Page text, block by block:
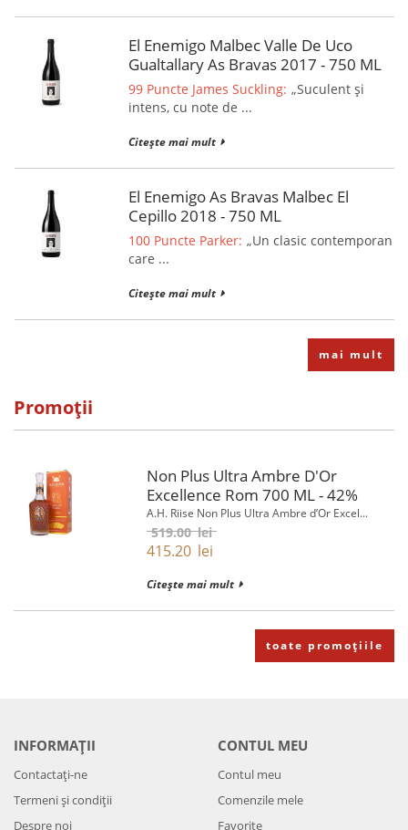
El Enemigo Malbec Valle De Uco
Gualtallary As Bravas 2017 - 750 ML
99 Puncte James Suckling: „Suculent și
intens, cu note de ...
Citește mai mult
El Enemigo As Bravas Malbec El
Cepillo 2018 - 750 ML
100 Puncte Parker: „Un clasic contemporan
care ...
Citește mai mult
mai mult
Promoții
Non Plus Ultra Ambre D'Or
Excellence Rom 700 ML - 42%
A.H. Riise Non Plus Ultra Ambre d’Or Excel...
519.00lei
415.20 lei
Citește mai mult
toate promoțiile
INFORMAȚII
Contactați-ne
Termeni și condiții
Despre noi
CONTUL MEU
Contul meu
Comenzile mele
Favorite